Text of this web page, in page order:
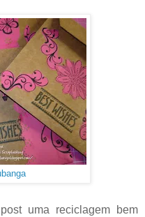
uma reciclagem bem